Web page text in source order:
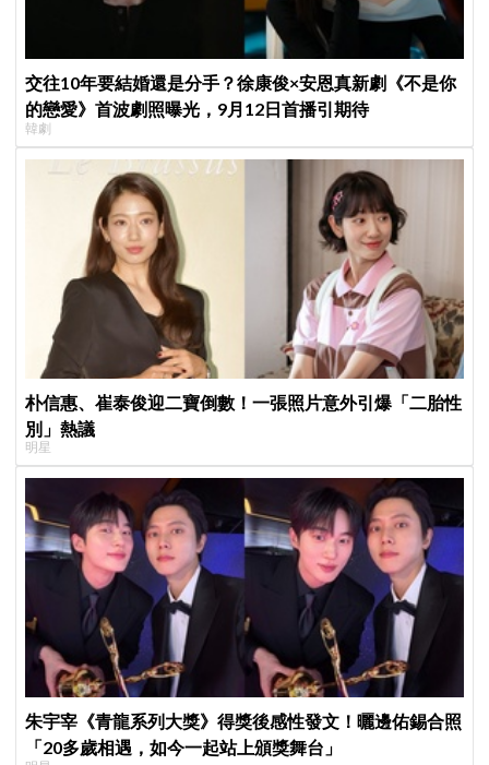
交往10年要結婚還是分手？徐康俊×安恩真新劇《不是你
的戀愛》首波劇照曝光，9月12日首播引期待
韓劇
朴信惠、崔泰俊迎二寶倒數！一張照片意外引爆「二胎性
別」熱議
明星
朱宇宰《青龍系列大獎》得獎後感性發文！曬邊佑錫合照
「20多歲相遇，如今一起站上頒獎舞台」